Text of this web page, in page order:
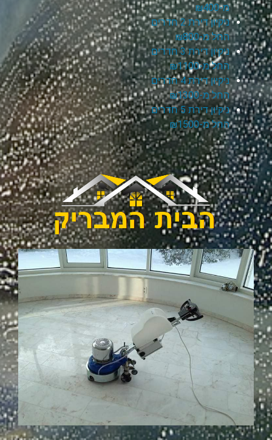
מ-₪400
ניקיון דירת 2 חדרים
החל מ-₪800
ניקיון דירת 3 חדרים
החל מ-₪1100
ניקיון דירת 4 חדרים
החל מ-₪1300
ניקיון דירת 5 חדרים
החל מ-₪1500